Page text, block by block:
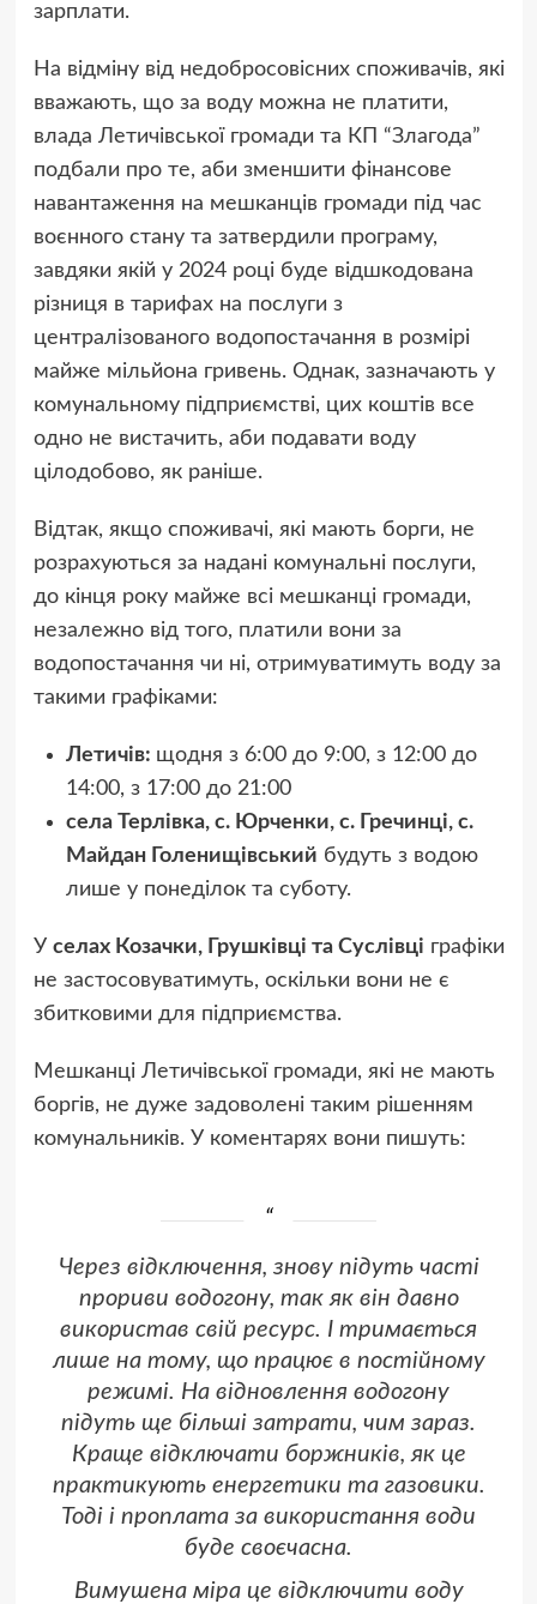
зарплати.
На відміну від недобросовісних споживачів, які
вважають, що за воду можна не платити,
влада Летичівської громади та КП “Злагода”
подбали про те, аби зменшити фінансове
навантаження на мешканців громади під час
воєнного стану та затвердили програму,
завдяки якій у 2024 році буде відшкодована
різниця в тарифах на послуги з
централізованого водопостачання в розмірі
майже мільйона гривень. Однак, зазначають у
комунальному підприємстві, цих коштів все
одно не вистачить, аби подавати воду
цілодобово, як раніше.
Відтак, якщо споживачі, які мають борги, не
розрахуються за надані комунальні послуги,
до кінця року майже всі мешканці громади,
незалежно від того, платили вони за
водопостачання чи ні, отримуватимуть воду за
такими графіками:
Летичів: щодня з 6:00 до 9:00, з 12:00 до
14:00, з 17:00 до 21:00
села Терлівка, с. Юрченки, с. Гречинці, с.
Майдан Голенищівський будуть з водою
лише у понеділок та суботу.
У селах Козачки, Грушківці та Суслівці графіки
не застосовуватимуть, оскільки вони не є
збитковими для підприємства.
Мешканці Летичівської громади, які не мають
боргів, не дуже задоволені таким рішенням
комунальників. У коментарях вони пишуть:
Через відключення, знову підуть часті
прориви водогону, так як він давно
використав свій ресурс. І тримається
лише на тому, що працює в постійному
режимі. На відновлення водогону
підуть ще більші затрати, чим зараз.
Краще відключати боржників, як це
практикують енергетики та газовики.
Тоді і проплата за використання води
буде своєчасна.
Вимушена міра це відключити воду